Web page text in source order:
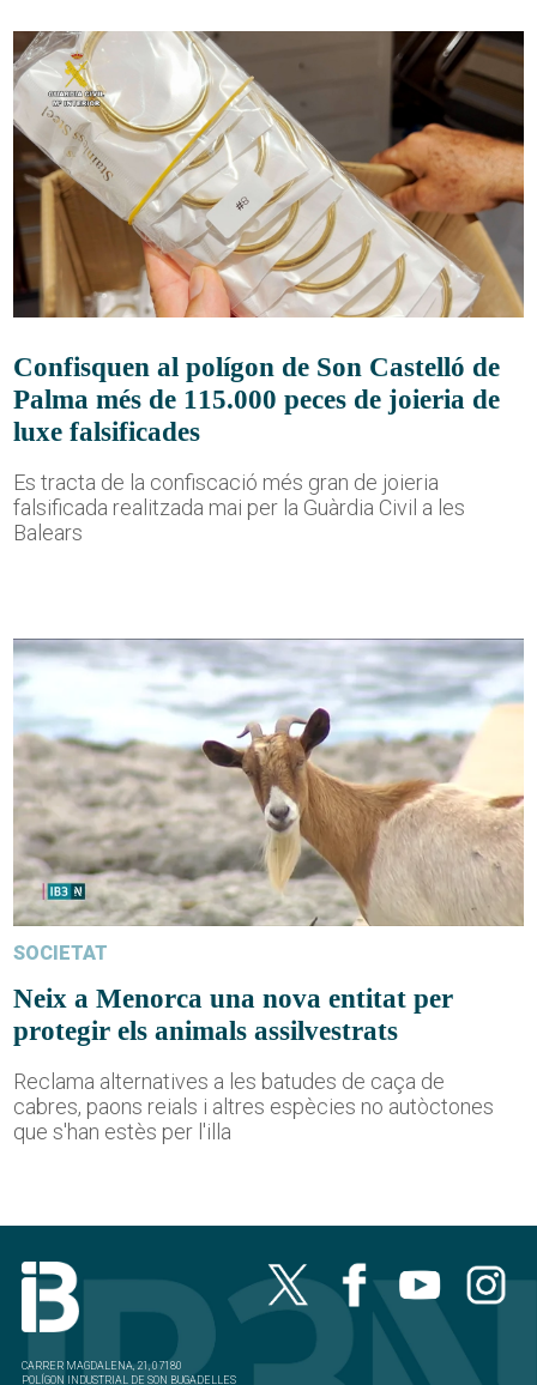
Confisquen al polígon de Son Castelló de
Palma més de 115.000 peces de joieria de
luxe falsificades
Es tracta de la confiscació més gran de joieria
falsificada realitzada mai per la Guàrdia Civil a les
Balears
SOCIETAT
Neix a Menorca una nova entitat per
protegir els animals assilvestrats
Reclama alternatives a les batudes de caça de
cabres, paons reials i altres espècies no autòctones
que s'han estès per l'illa
CARRER MAGDALENA, 21, 07180
POLÍGON INDUSTRIAL DE SON BUGADELLES